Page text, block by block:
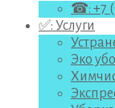
☎: +7
✅: Услуги
Эко